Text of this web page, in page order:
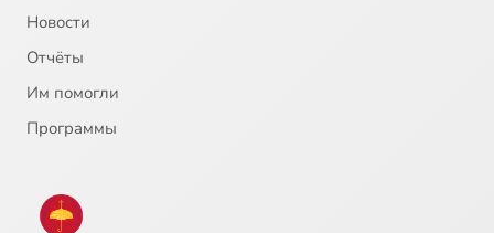
Новости
Отчёты
Им помогли
Программы